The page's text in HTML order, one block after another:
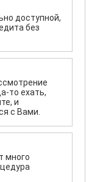
доступной,
без
то ехать,
и
с Вами.
много